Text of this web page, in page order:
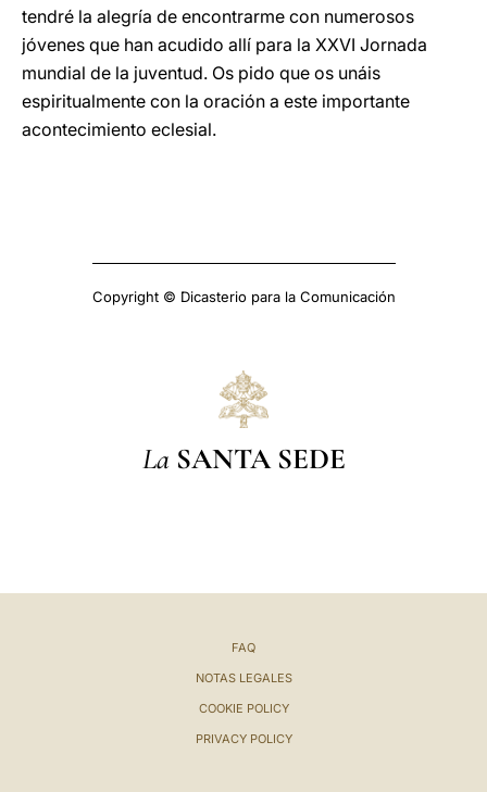
tendré la alegría de encontrarme con numerosos
jóvenes que han acudido allí para la XXVI Jornada
mundial de la juventud. Os pido que os unáis
espiritualmente con la oración a este importante
acontecimiento eclesial.
Copyright © Dicasterio para la Comunicación
La SANTA SEDE
FAQ
NOTAS LEGALES
COOKIE POLICY
PRIVACY POLICY